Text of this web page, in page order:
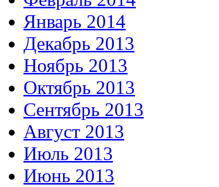
Январь 2014
Декабрь 2013
Ноябрь 2013
Октябрь 2013
Сентябрь 2013
Август 2013
Июль 2013
Июнь 2013